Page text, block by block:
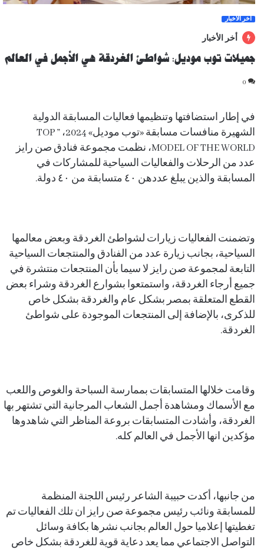
آخر الأخبار
أخر الأخبار
جميلات توب موديل: شواطئ الغردقة هي الأجمل في العالم
0
في إطار استضافتها وتنظيمها فعاليات المسابقة الدولية
الشهيرة منافسات مسابقة «توب موديل» 2024، ” TOP
MODEL OF THE WORLD، نظمت مجموعة فنادق صن رايز
عدد من الرحلات والفعاليات السياحية للمشاركات في
المسابقة والذين يبلغ عددهن ٤٠ متسابقة من ٤٠ دولة.
وتضمنت الفعاليات زيارات لشواطئ الغردقة وبعض معالمها
السياحية، بجانب زيارة عدد من الفنادق والمنتجعات السياحية
التابعة لمجموعة صن رايز لا سيما بأن المنتجعات منتشرة في
جميع أرجاء الغردقة، واستمتعوا بشوارع الغردقة وشراء بعض
القطع المتعلقة بمصر بشكل عام والغردقة بشكل خاص
للذكرى، بالإضافة إلى المنتجعات الموجودة على شواطئ
الغردقة.
وقامت خلالها المتسابقات بممارسة السباحة والغوص واللعب
مع الأسماك ومشاهدة أجمل الشعاب المرجانية التي تشتهر بها
الغردقة، وأشادت المتسابقات بروعة المناظر التي شاهدوها
مؤكدين انها الأجمل في العالم كله.
من جانبها، أكدت حبيبة الشاعر رئيس اللجنة المنظمة
للمسابقة ونائب رئيس مجموعة صن رايز ان تلك الفعاليات تم
تغطيتها إعلاميا حول العالم بجانب نشرها بكافة وسائل
التواصل الاجتماعي مما يعد دعاية قوية للغردقة بشكل خاص